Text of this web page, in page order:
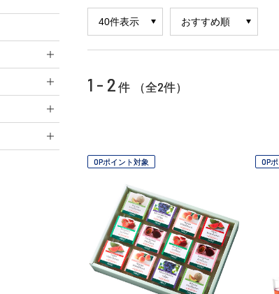
1 - 2 件 （全2件）
OPポイント対象 OP